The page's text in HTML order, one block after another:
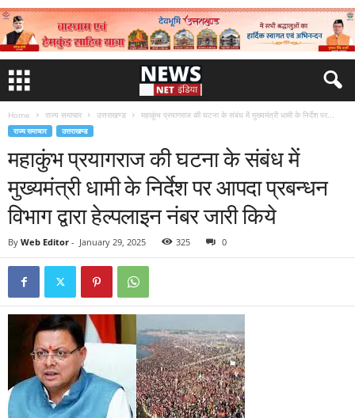
Home राज्य समाचार उत्तराखण्ड महाकुंभ प्रयागराज की घटना के संबंध में मुख्यमंत्री धामी के निर्देश पर...
राज्य समाचार उत्तराखण्ड
महाकुंभ प्रयागराज की घटना के संबंध में
मुख्यमंत्री धामी के निर्देश पर आपदा प्रबन्धन
विभाग द्वारा हेल्पलाइन नंबर जारी किये
By Web Editor - January 29, 2025 325 0